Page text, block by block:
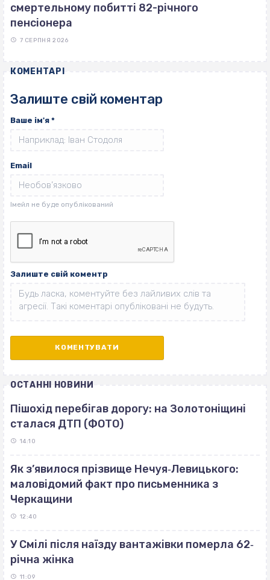
смертельному побитті 82-річного
пенсіонера
7 СЕРПНЯ 2026
КОМЕНТАРІ
Залиште свій коментар
Ваше ім'я *
Email
Залиште свій коментр
ОСТАННІ НОВИНИ
Пішохід перебігав дорогу: на Золотоніщині
сталася ДТП (ФОТО)
14:10
Як з’явилося прізвище Нечуя‐Левицького:
маловідомий факт про письменника з
Черкащини
12:40
У Смілі після наїзду вантажівки померла 62‐
річна жінка
11:09